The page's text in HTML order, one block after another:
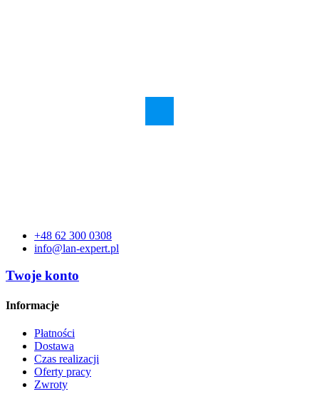
+48 62 300 0308
info@lan-expert.pl
Twoje konto
Informacje
Płatności
Dostawa
Czas realizacji
Oferty pracy
Zwroty